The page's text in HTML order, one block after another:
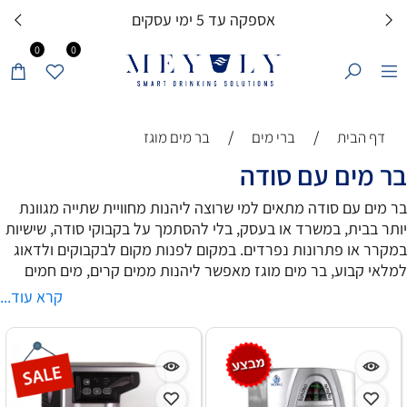
אספקה עד 5 ימי עסקים
0 0
דף הבית / ברי מים / בר מים מוגז
בר מים עם סודה
בר מים עם סודה מתאים למי שרוצה ליהנות מחוויית שתייה מגוונת
יותר בבית, במשרד או בעסק, בלי להסתמך על בקבוקי סודה, שישיות
במקרר או פתרונות נפרדים. במקום לפנות מקום לבקבוקים ולדאוג
למלאי קבוע, בר מים מוגז מאפשר ליהנות ממים קרים, מים חמים
היתרון של בר מים עם סודה מורגש במיוחד בשגרה עמוסה, באירוח
ובפינות קפה פעילות. הוא מתאים למשפחות שאוהבות סודה זמינה,
למשרדים שרוצים להציע לעובדים ולעורכים חוויית שתייה רחבה יותר,
ולעסקים שמחפשים פתרון מים מסודר, אסתטי ונוח. כך פינת השתייה
הופכת לשימושית יותר, נקייה יותר ומותאמת לכמה סוגי העדפות
קרא עוד...